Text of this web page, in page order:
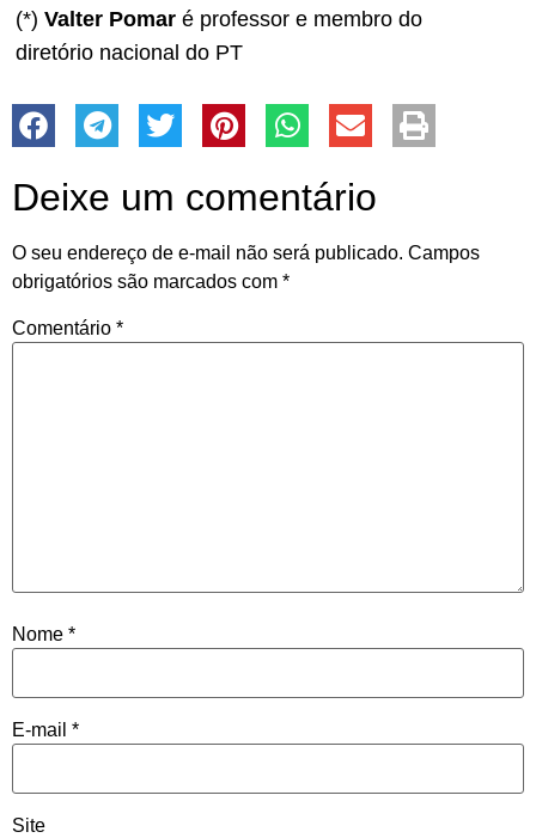
(*) Valter Pomar é professor e membro do
diretório nacional do PT
Deixe um comentário
O seu endereço de e-mail não será publicado. Campos
obrigatórios são marcados com *
Comentário *
Nome *
E-mail *
Site